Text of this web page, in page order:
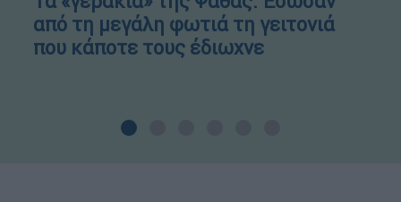
από τη μεγάλη φωτιά τη γειτονιά
που κάποτε τους έδιωχνε